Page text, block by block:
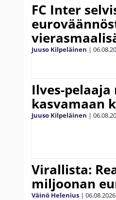
FC Inter
Juuso Kilpeläinen |
Ilves-pelaaja
kasvamaan
Juuso Kilpeläinen |
Virallista:
miljoonan
Väinö Helenius | 06.08.2026